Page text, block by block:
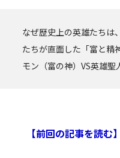
なぜ歴史上の英雄たちは
たちが直面した「富と精
モン（富の神）VS英雄聖
【前回の記事を読